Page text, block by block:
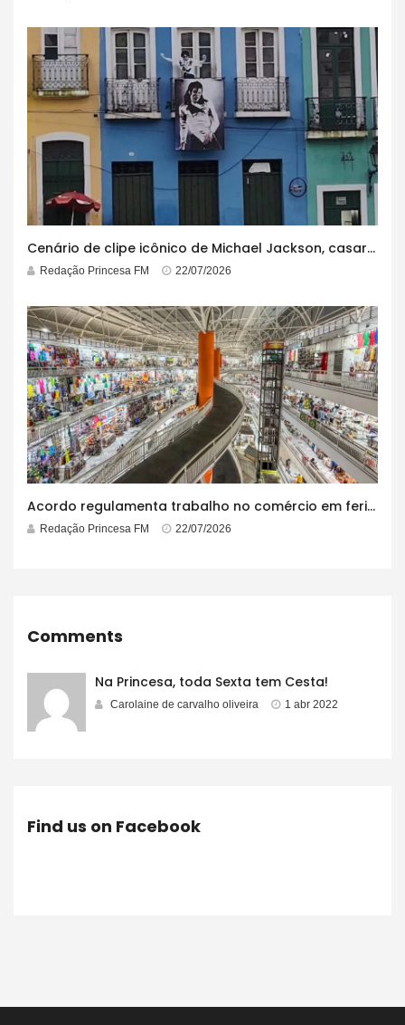
Cenário de clipe icônico de Michael Jackson, casarão azul no centro do Pelourinho enfrenta ordem de desocupação
Redação Princesa FM 22/07/2026
Acordo regulamenta trabalho no comércio em feriados
Redação Princesa FM 22/07/2026
Comments
Na Princesa, toda Sexta tem Cesta!
Carolaine de carvalho oliveira 1 abr 2022
Find us on Facebook